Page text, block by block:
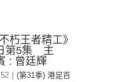
朽王者精工》
第5集 主
: 曾廷輝
(第31季) 港足百